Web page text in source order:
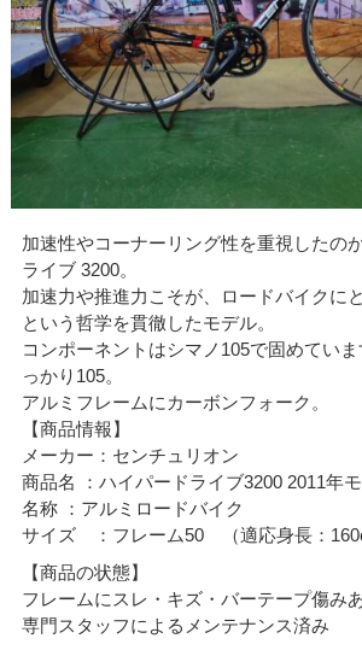
加速性やコーナーリング性を重視したの
ライブ 3200。
加速力や推進力こそが、ロードバイクに
という哲学を貫徹したモデル。
コンポーネントはシマノ105で固めてい
っかり105。
アルミフレームにカーボンフォーク。
【商品情報】
メーカー：センチュリオン
商品名 ：ハイパードライブ3200 2011年
名称 ：アルミロードバイク
サイズ ：フレーム50 （適応身長：
【商品の状態】
フレームにスレ・キズ・バーテープ傷み
専門スタッフによるメンテナンス済み